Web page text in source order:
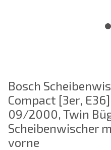
Bosch
Compact [3er,
09/2000, Twin
Scheibenwischer
vorne